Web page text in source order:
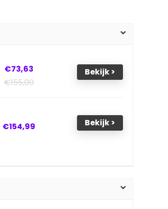
€73,63
€155,00
Bekijk >
€154,99 Bekijk >